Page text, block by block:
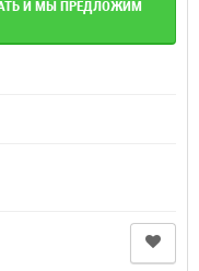
И МЫ ПРЕДЛОЖИМ